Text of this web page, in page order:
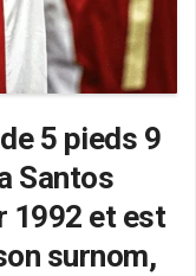
5 pieds 9
Santos
1992 et est
surnom,